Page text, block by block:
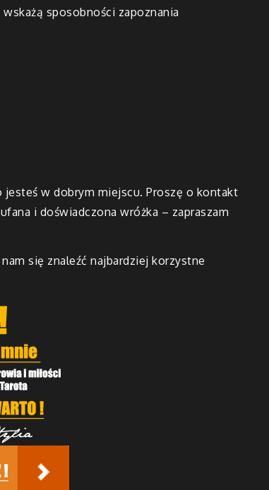
sposobności zapoznania
w dobrym miejscu. Proszę o kontakt
i doświadczona wróżka – zapraszam
się znaleźć najbardziej korzystne